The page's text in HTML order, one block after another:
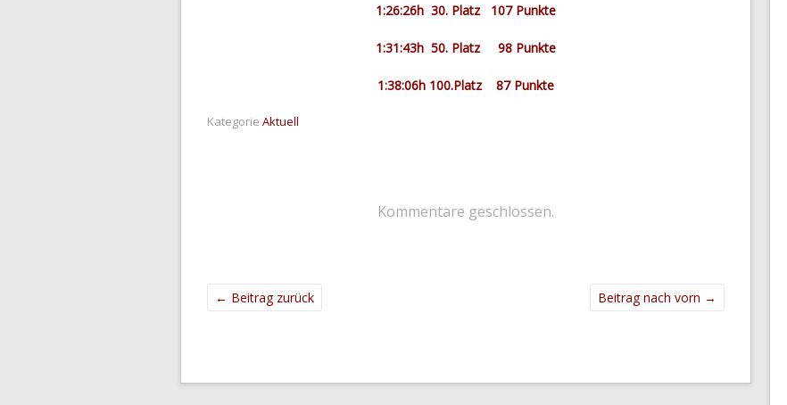
1:26:26h 30. Platz 107 Punkte
1:31:43h 50. Platz 98 Punkte
1:38:06h 100.Platz 87 Punkte
Kategorie Aktuell
Kommentare geschlossen.
← Beitrag zurück Beitrag nach vorn →